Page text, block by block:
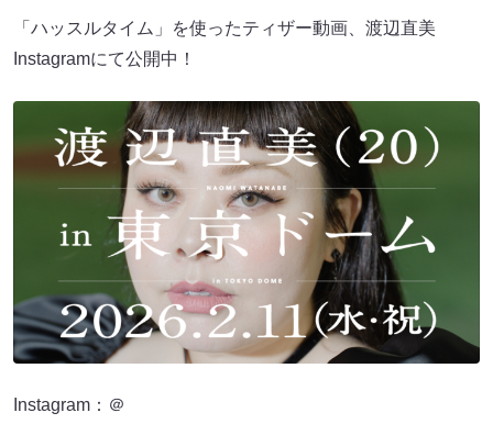
「ハッスルタイム」を使ったティザー動画、渡辺直美
Instagramにて公開中！
Instagram：＠